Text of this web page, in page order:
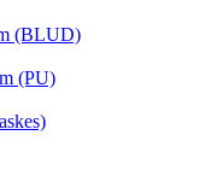
(BLUD)
(PU)